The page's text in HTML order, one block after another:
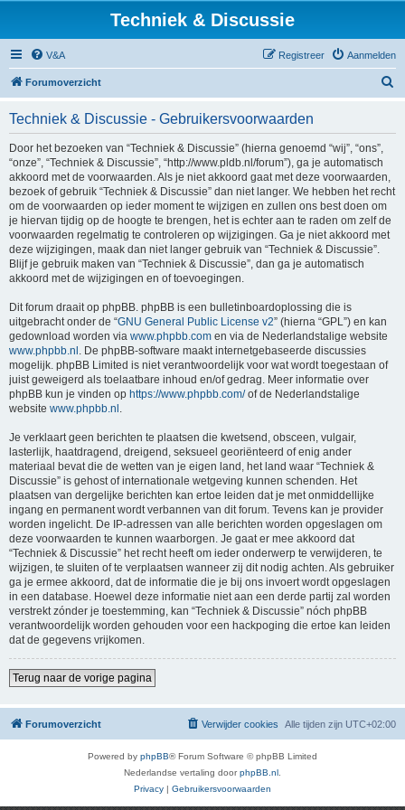
Techniek & Discussie
V&A Aanmelden
Registreer
Forumoverzicht
Techniek & Discussie - Gebruikersvoorwaarden
Door het bezoeken van “Techniek & Discussie” (hierna genoemd “wij”, “ons”,
“onze”, “Techniek & Discussie”, “http://www.pldb.nl/forum”), ga je automatisch
akkoord met de voorwaarden. Als je niet akkoord gaat met deze voorwaarden,
bezoek of gebruik “Techniek & Discussie” dan niet langer. We hebben het recht
om de voorwaarden op ieder moment te wijzigen en zullen ons best doen om
je hiervan tijdig op de hoogte te brengen, het is echter aan te raden om zelf de
voorwaarden regelmatig te controleren op wijzigingen. Ga je niet akkoord met
deze wijzigingen, maak dan niet langer gebruik van “Techniek & Discussie”.
Blijf je gebruik maken van “Techniek & Discussie”, dan ga je automatisch
akkoord met de wijzigingen en of toevoegingen.
Dit forum draait op phpBB. phpBB is een bulletinboardoplossing die is
uitgebracht onder de “GNU General Public License v2” (hierna “GPL”) en kan
gedownload worden via www.phpbb.com en via de Nederlandstalige website
www.phpbb.nl . De phpBB-software maakt internetgebaseerde discussies
mogelijk. phpBB Limited is niet verantwoordelijk voor wat wordt toegestaan of
juist geweigerd als toelaatbare inhoud en/of gedrag. Meer informatie over
phpBB kun je vinden op https://www.phpbb.com/of de Nederlandstalige
website www.phpbb.nl .
Je verklaart geen berichten te plaatsen die kwetsend, obsceen, vulgair,
lasterlijk, haatdragend, dreigend, seksueel georiënteerd of enig ander
materiaal bevat die de wetten van je eigen land, het land waar “Techniek &
Discussie” is gehost of internationale wetgeving kunnen schenden. Het
plaatsen van dergelijke berichten kan ertoe leiden dat je met onmiddellijke
ingang en permanent wordt verbannen van dit forum. Tevens kan je provider
worden ingelicht. De IP-adressen van alle berichten worden opgeslagen om
deze voorwaarden te kunnen waarborgen. Je gaat er mee akkoord dat
“Techniek & Discussie” het recht heeft om ieder onderwerp te verwijderen, te
wijzigen, te sluiten of te verplaatsen wanneer zij dit nodig achten. Als gebruiker
ga je ermee akkoord, dat de informatie die je bij ons invoert wordt opgeslagen
in een database. Hoewel deze informatie niet aan een derde partij zal worden
verstrekt zónder je toestemming, kan “Techniek & Discussie” nóch phpBB
verantwoordelijk worden gehouden voor een hackpoging die ertoe kan leiden
dat de gegevens vrijkomen.
Terug naar de vorige pagina
Forumoverzicht Alle tijden zijn UTC+02:00
Verwijder cookies
Powered by phpBB® Forum Software © phpBB Limited
Nederlandse vertaling doorphpBB.nl
Privacy | Gebruikersvoorwaarden